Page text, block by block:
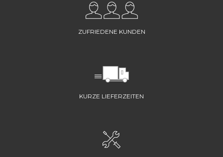
ZUFRIEDENE KUNDEN
KURZE LIEFERZEITEN